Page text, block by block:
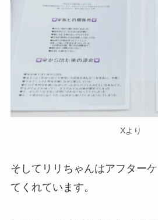
Xより
そしてリリちゃんはアフター
てくれています。